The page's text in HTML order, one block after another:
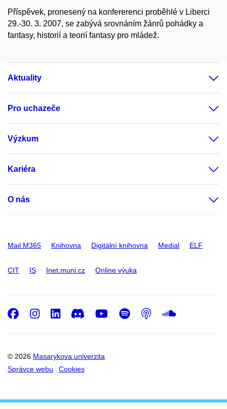
Příspěvek, pronesený na konfererenci proběhlé v Liberci
29.-30. 3. 2007, se zabývá srovnáním žánrů pohádky a
fantasy, historií a teorií fantasy pro mládež.
Aktuality
Pro uchazeče
Výzkum
Kariéra
O nás
Mail M365 Knihovna Digitální knihovna Medial ELF
CIT IS Inet.muni.cz Online výuka
© 2026 Masarykova univerzita
Správce webu
Cookies
Facebook
Instagram
LinkedIn
DiscordYoutube
Spotify
Podcast